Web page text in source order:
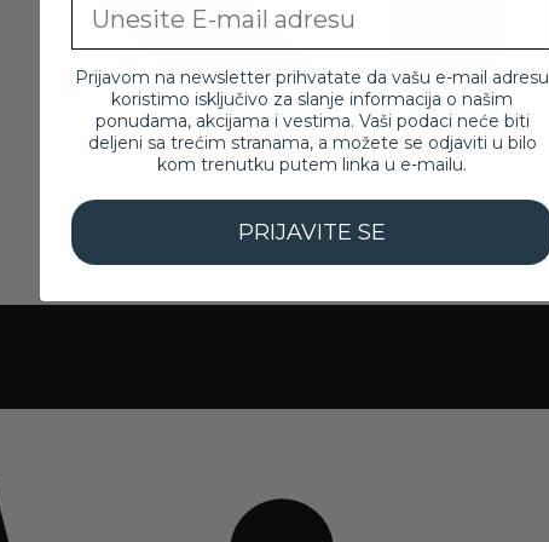
Prijavom na newsletter prihvatate da vašu e-mail adresu
koristimo isključivo za slanje informacija o našim
ponudama, akcijama i vestima. Vaši podaci neće biti
deljeni sa trećim stranama, a možete se odjaviti u bilo
kom trenutku putem linka u e-mailu.
PRIJAVITE SE